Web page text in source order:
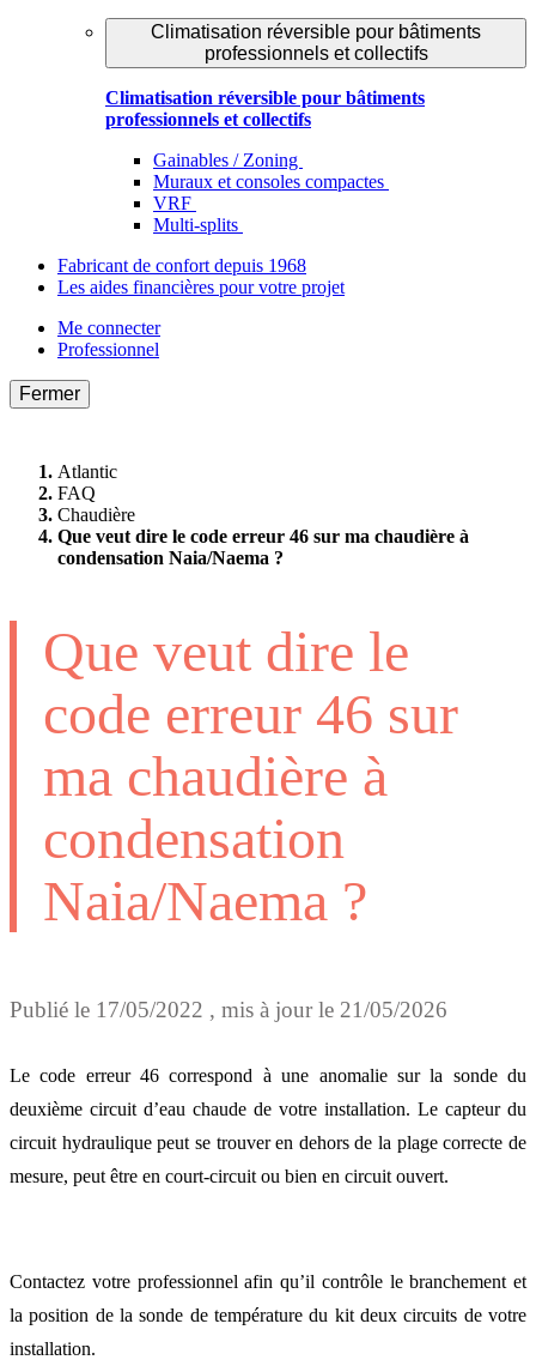
Climatisation réversible pour bâtiments
professionnels et collectifs
Climatisation réversible pour bâtiments
professionnels et collectifs
Gainables / Zoning
Muraux et consoles compactes
VRF
Multi-splits
Fabricant de confort depuis 1968
Les aides financières pour votre projet
Me connecter
Professionnel
Fermer
Atlantic
FAQ
Chaudière
Que veut dire le code erreur 46 sur ma chaudière à
condensation Naia/Naema ?
Que veut dire le
code erreur 46 sur
ma chaudière à
condensation
Naia/Naema ?
Publié le 17/05/2022 , mis à jour le 21/05/2026
Le code erreur 46 correspond à une anomalie sur la sonde du
deuxième circuit d’eau chaude de votre installation. Le capteur du
circuit hydraulique peut se trouver en dehors de la plage correcte de
mesure, peut être en court-circuit ou bien en circuit ouvert.
Contactez votre professionnel afin qu’il contrôle le branchement et
la position de la sonde de température du kit deux circuits de votre
installation.